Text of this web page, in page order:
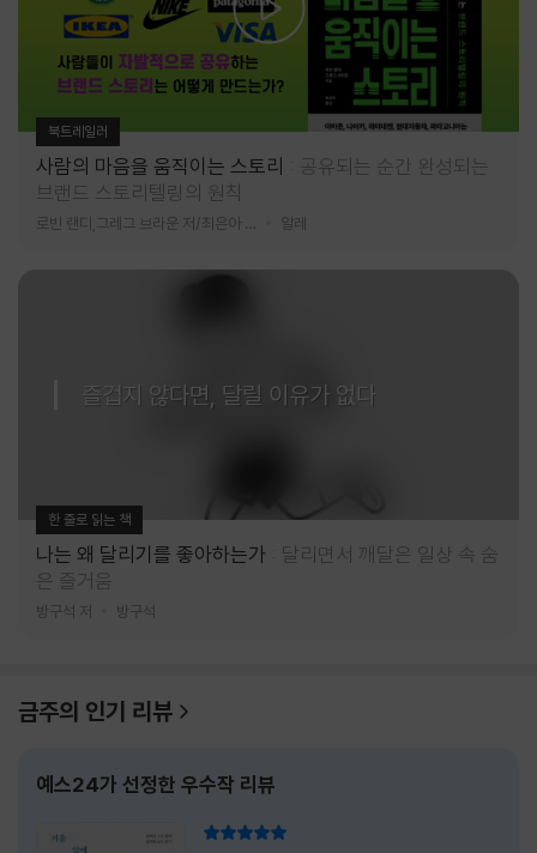
북트레일러
사람의 마음을 움직이는 스토리
공유되는 순간 완성되는
브랜드 스토리텔링의 원칙
알레
즐겁지 않다면, 달릴 이유가 없다
한 줄로 읽는 책
나는 왜 달리기를 좋아하는가
달리면서 깨달은 일상 속 숨
은 즐거움
방구석 저 방구석
금주의 인기 리뷰
예스24가 선정한 우수작 리뷰